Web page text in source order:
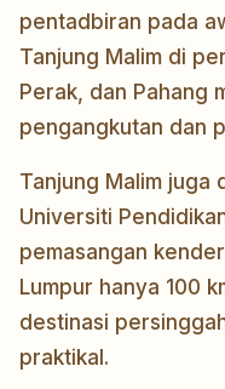
pentadbiran pada
Tanjung Malim di
Perak, dan Pahang
pengangkutan dan
Tanjung Malim juga
Universiti
pemasangan
Lumpur hanya 100
destinasi
praktikal.